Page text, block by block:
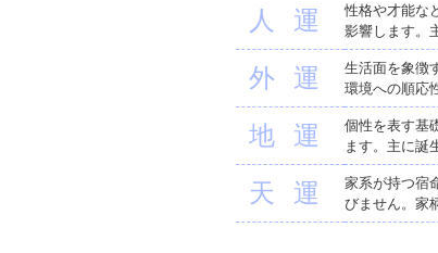
人運
性格や才能な
影響します。
外運
生活面を象徴
環境への順応
地運
個性を表す基
ます。主に誕
天運
家系が持つ宿
びません。家